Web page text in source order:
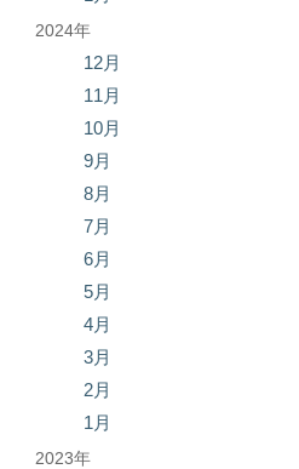
2024年
12月
11月
10月
9月
8月
7月
6月
5月
4月
3月
2月
1月
2023年